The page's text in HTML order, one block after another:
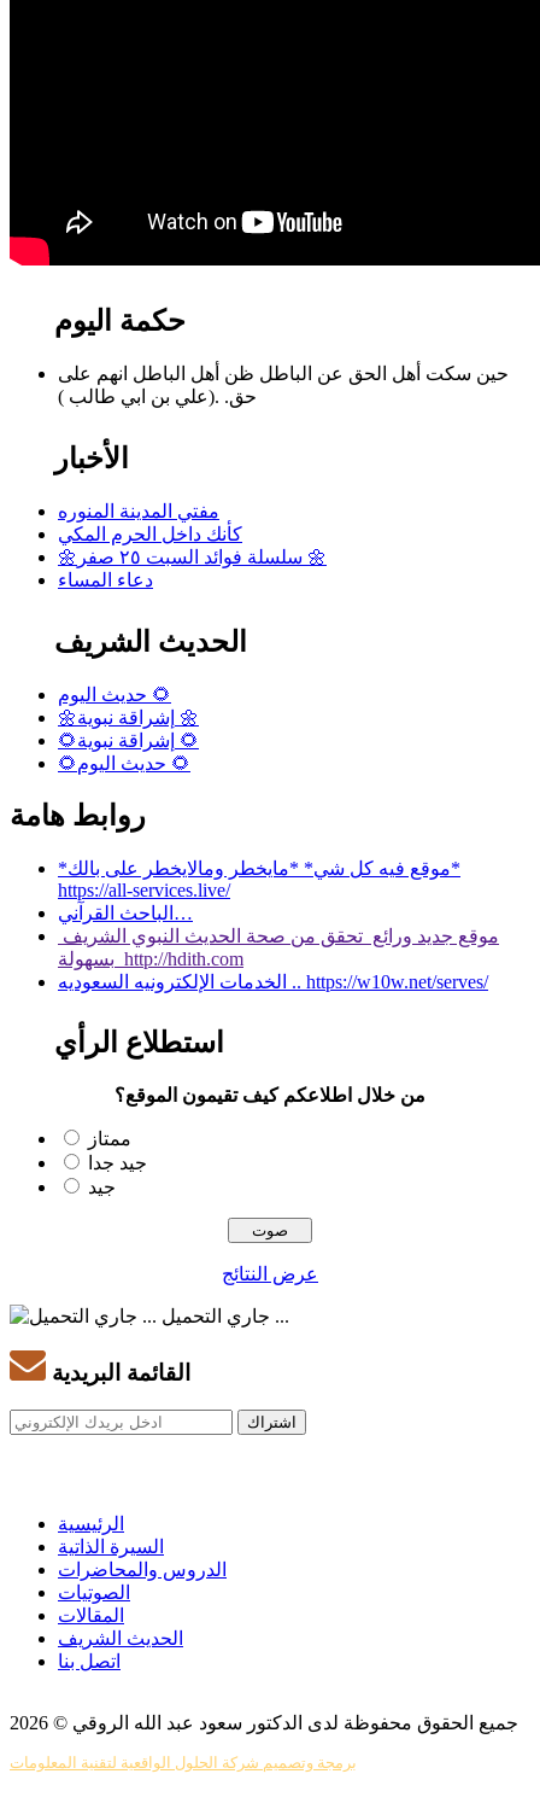
حكمة اليوم
حين سكت أهل الحق عن الباطل ظن أهل الباطل انهم على
حق. .(علي بن ابي طالب )
الأخبار
مفتي المدينة المنوره
كأنك داخل الحرم المكي
🌼سلسلة فوائد السبت ٢٥ صفر 🌼
دعاء المساء
الحديث الشريف
حديث اليوم 🌻
🌼إشراقة نبوية 🌼
🌻إشراقة نبوية 🌻
🌻حديث اليوم 🌻
روابط هامة
*موقع فيه كل شي* *مايخطر ومالايخطر على بالك*
https://all-services.live/
الباحث القرآني…
موقع جديد ورائع تحقق من صحة الحديث النبوي الشريف
بسهولة http://hdith.com
الخدمات الإلكترونيه السعوديه .. https://w10w.net/serves/
استطلاع الرأي
من خلال اطلاعكم كيف تقيمون الموقع؟
ممتاز
جيد جدا
جيد
عرض النتائج
جاري التحميل ...
القائمة البريدية
الرئيسية
السيرة الذاتية
الدروس والمحاضرات
الصوتيات
المقالات
الحديث الشريف
اتصل بنا
جميع الحقوق محفوظة لدى الدكتور سعود عبد الله الروقي © 2026
برمجة وتصميم شركة الحلول الواقعية لتقنية المعلومات